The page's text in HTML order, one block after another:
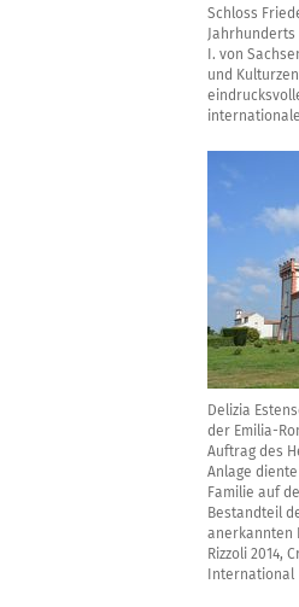
Schloss
Jahrhunderts
I. von
und
Delizia
der Emilia-
Auftrag des
Anlage
Familie auf
Bestandteil
anerkannten
Rizzoli 2014,
International